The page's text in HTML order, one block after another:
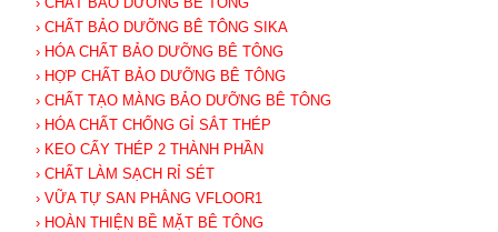
› CHẤT BẢO DƯỠNG BÊ TÔNG SIKA
› HÓA CHẤT BẢO DƯỠNG BÊ TÔNG
› HỢP CHẤT BẢO DƯỠNG BÊ TÔNG
› CHẤT TẠO MÀNG BẢO DƯỠNG BÊ TÔNG
› HÓA CHẤT CHỐNG GỈ SẮT THÉP
› KEO CẤY THÉP 2 THÀNH PHẦN
› CHẤT LÀM SẠCH RỈ SÉT
› VỮA TỰ SAN PHẲNG VFLOOR1
› HOÀN THIỆN BỀ MẶT BÊ TÔNG